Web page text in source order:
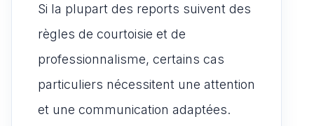
Si la plupart des reports suivent des
règles de courtoisie et de
professionnalisme, certains cas
particuliers nécessitent une attention
et une communication adaptées.